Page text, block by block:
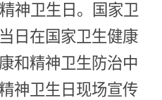
神卫生日。国家卫
日在国家卫生健康
和精神卫生防治中
神卫生日现场宣传